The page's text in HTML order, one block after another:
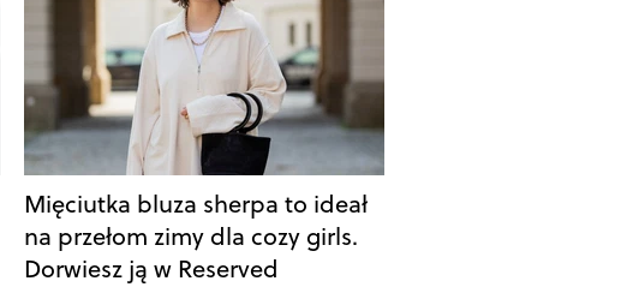
Mięciutka bluza sherpa to ideał
na przełom zimy dla cozy girls.
Dorwiesz ją w Reserved